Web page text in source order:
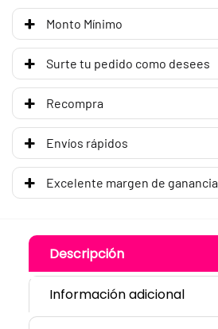
Monto Mínimo
Surte tu pedido como desees
Recompra
Envíos rápidos
Excelente margen de ganancia
Descripción
Información adicional